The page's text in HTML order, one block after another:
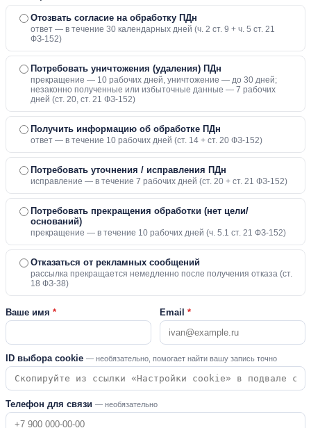
Отозвать согласие на обработку ПДн
ответ — в течение 30 календарных дней (ч. 2 ст. 9 + ч. 5 ст. 21
ФЗ-152)
Потребовать уничтожения (удаления) ПДн
прекращение — 10 рабочих дней, уничтожение — до 30 дней;
незаконно полученные или избыточные данные — 7 рабочих
дней (ст. 20, ст. 21 ФЗ-152)
Получить информацию об обработке ПДн
ответ — в течение 10 рабочих дней (ст. 14 + ст. 20 ФЗ-152)
Потребовать уточнения / исправления ПДн
исправление — в течение 7 рабочих дней (ст. 20 + ст. 21 ФЗ-152)
Потребовать прекращения обработки (нет цели/
оснований)
прекращение — в течение 10 рабочих дней (ч. 5.1 ст. 21 ФЗ-152)
Отказаться от рекламных сообщений
рассылка прекращается немедленно после получения отказа (ст.
18 ФЗ-38)
Ваше имя * Email *
ID выбора cookie — необязательно, помогает найти вашу запись точно
Телефон для связи — необязательно